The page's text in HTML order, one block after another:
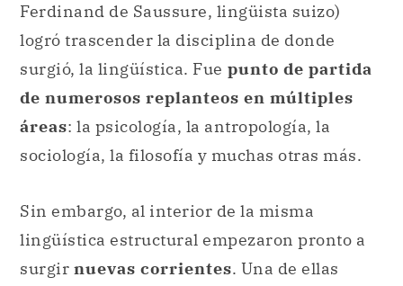
Ferdinand de Saussure, lingüista suizo)
logró trascender la disciplina de donde
surgió, la lingüística. Fue punto de partida
de numerosos replanteos en múltiples
áreas: la psicología, la antropología, la
sociología, la filosofía y muchas otras más.
Sin embargo, al interior de la misma
lingüística estructural empezaron pronto a
surgir nuevas corrientes. Una de ellas